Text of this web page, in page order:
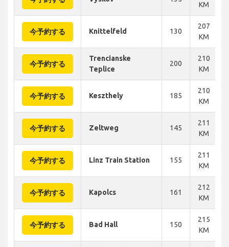
KM
今予約する Knittelfeld 130
207
KM
今予約する
Trencianske
Teplice
200
210
KM
今予約する Keszthely 185
210
KM
今予約する Zeltweg 145
211
KM
今予約する Linz Train Station 155
211
KM
今予約する Kapolcs 161
212
KM
今予約する Bad Hall 150
215
KM